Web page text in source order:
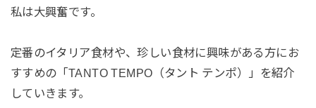
私は大興奮です。
定番のイタリア食材や、珍しい食材に興味がある方にお
すすめの「TANTO TEMPO（タント テンポ）」を紹介
していきます。